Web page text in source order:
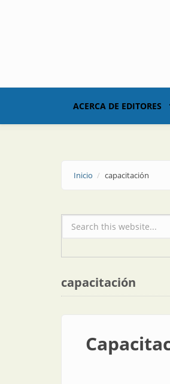
ACERCA DE EDITORES
Inicio capacitación
Formulario de
capacitación